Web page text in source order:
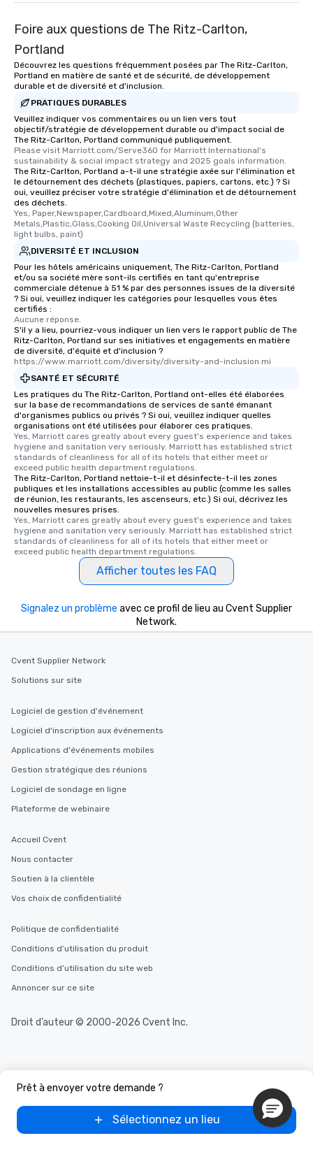
Foire aux questions de The Ritz-Carlton,
Portland
Découvrez les questions fréquemment posées par The Ritz-Carlton,
Portland en matière de santé et de sécurité, de développement
durable et de diversité et d'inclusion.
PRATIQUES DURABLES
Veuillez indiquer vos commentaires ou un lien vers tout
objectif/stratégie de développement durable ou d'impact social de
The Ritz-Carlton, Portland communiqué publiquement.
Please visit Marriott.com/Serve360 for Marriott International's
sustainability & social impact strategy and 2025 goals information.
The Ritz-Carlton, Portland a-t-il une stratégie axée sur l'élimination et
le détournement des déchets (plastiques, papiers, cartons, etc.) ? Si
oui, veuillez préciser votre stratégie d'élimination et de détournement
des déchets.
Yes, Paper,Newspaper,Cardboard,Mixed,Aluminum,Other
Metals,Plastic,Glass,Cooking Oil,Universal Waste Recycling (batteries,
light bulbs, paint)
DIVERSITÉ ET INCLUSION
Pour les hôtels américains uniquement, The Ritz-Carlton, Portland
et/ou sa société mère sont-ils certifiés en tant qu'entreprise
commerciale détenue à 51 % par des personnes issues de la diversité
? Si oui, veuillez indiquer les catégories pour lesquelles vous êtes
certifiés :
Aucune réponse.
S'il y a lieu, pourriez-vous indiquer un lien vers le rapport public de The
Ritz-Carlton, Portland sur ses initiatives et engagements en matière
de diversité, d'équité et d'inclusion ?
https://www.marriott.com/diversity/diversity-and-inclusion.mi
SANTÉ ET SÉCURITÉ
Les pratiques du The Ritz-Carlton, Portland ont-elles été élaborées
sur la base de recommandations de services de santé émanant
d'organismes publics ou privés ? Si oui, veuillez indiquer quelles
organisations ont été utilisées pour élaborer ces pratiques.
Yes, Marriott cares greatly about every guest's experience and takes
hygiene and sanitation very seriously. Marriott has established strict
standards of cleanliness for all of its hotels that either meet or
exceed public health department regulations.
The Ritz-Carlton, Portland nettoie-t-il et désinfecte-t-il les zones
publiques et les installations accessibles au public (comme les salles
de réunion, les restaurants, les ascenseurs, etc.) Si oui, décrivez les
nouvelles mesures prises.
Yes, Marriott cares greatly about every guest's experience and takes
hygiene and sanitation very seriously. Marriott has established strict
standards of cleanliness for all of its hotels that either meet or
exceed public health department regulations.
Afficher toutes les FAQ
Prêt à envoyer votre demande ?
Sélectionnez un lieu
Signalez un problème avec ce profil de lieu au Cvent Supplier
Network.
Cvent Supplier Network
Solutions sur site
Logiciel de gestion d'événement
Logiciel d'inscription aux événements
Applications d'événements mobiles
Gestion stratégique des réunions
Logiciel de sondage en ligne
Plateforme de webinaire
Accueil Cvent
Nous contacter
Soutien à la clientèle
Vos choix de confidentialité
Politique de confidentialité
Conditions d’utilisation du produit
Conditions d’utilisation du site web
Annoncer sur ce site
Droit d’auteur © 2000-2026 Cvent Inc.